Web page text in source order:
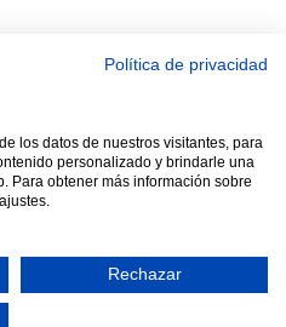
RESERVADOS ASTRACAN -
sucursalvirtual
Política de privacidad
los datos de nuestros visitantes, para
personalizado y brindarle una
Para obtener más información sobre
Rechazar